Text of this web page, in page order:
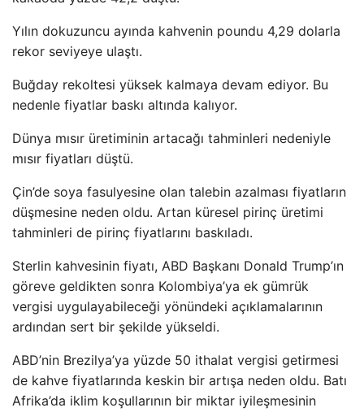
Yılın dokuzuncu ayında kahvenin poundu 4,29 dolarla
rekor seviyeye ulaştı.
Buğday rekoltesi yüksek kalmaya devam ediyor. Bu
nedenle fiyatlar baskı altında kalıyor.
Dünya mısır üretiminin artacağı tahminleri nedeniyle
mısır fiyatları düştü.
Çin’de soya fasulyesine olan talebin azalması fiyatların
düşmesine neden oldu. Artan küresel pirinç üretimi
tahminleri de pirinç fiyatlarını baskıladı.
Sterlin kahvesinin fiyatı, ABD Başkanı Donald Trump’ın
göreve geldikten sonra Kolombiya’ya ek gümrük
vergisi uygulayabileceği yönündeki açıklamalarının
ardından sert bir şekilde yükseldi.
ABD’nin Brezilya’ya yüzde 50 ithalat vergisi getirmesi
de kahve fiyatlarında keskin bir artışa neden oldu. Batı
Afrika’da iklim koşullarının bir miktar iyileşmesinin